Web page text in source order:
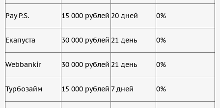
Pay P.S. 15 000 рублей 20 дней 0%
Екапуста 30 000 рублей 21 день 0%
Webbankir 30 000 рублей 21 день 0%
Турбозайм 15 000 рублей 7 дней 0%